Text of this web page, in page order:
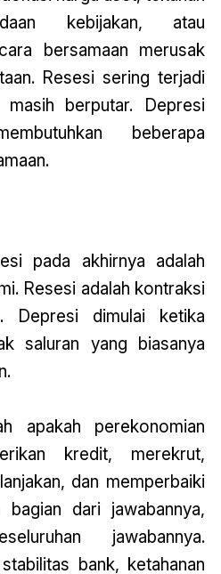
kebijakan, atau
bersamaan merusak
Resesi sering terjadi
berputar. Depresi
beberapa
pada akhirnya adalah
Resesi adalah kontraksi
Depresi dimulai ketika
saluran yang biasanya
apakah perekonomian
kredit, merekrut,
dan memperbaiki
bagian dari jawabannya,
jawabannya.
bank, ketahanan